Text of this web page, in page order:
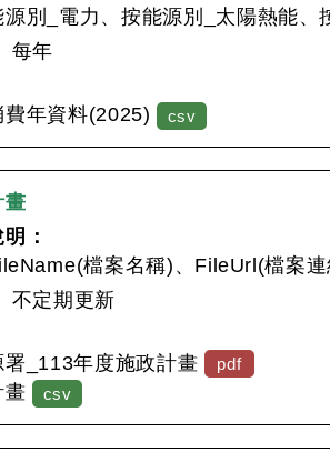
別_電力、按能源別_太陽熱能、
每年
費年資料(2025)
csv
畫
：
檔案名稱)、FileUrl(檔案
不定期更新
署_113年度施政計畫
pdf
畫 csv